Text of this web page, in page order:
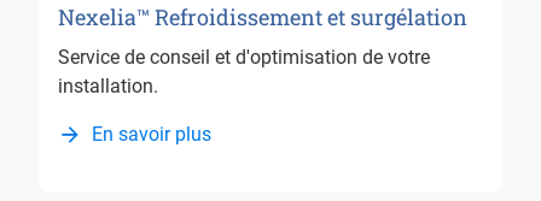
Nexelia™ Refroidissement et surgélation
Service de conseil et d'optimisation de votre
installation.
En savoir plus